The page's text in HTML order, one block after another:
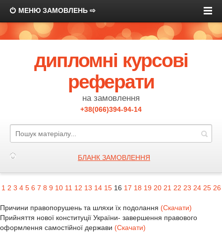
МЕНЮ ЗАМОВЛЕНЬ ⇨
дипломні курсові
реферати
на замовлення
+38(066)394-94-14
БЛАНК ЗАМОВЛЕННЯ
1 2 3 4 5 6 7 8 9 10 11 12 13 14 1516 17 18 19 20 21 22 23 24 25 26
Причини правопорушень та шляхи їх подолання (Скачати)
Прийняття нової конституції України- завершення правового
оформлення самостійної держави (Скачати)